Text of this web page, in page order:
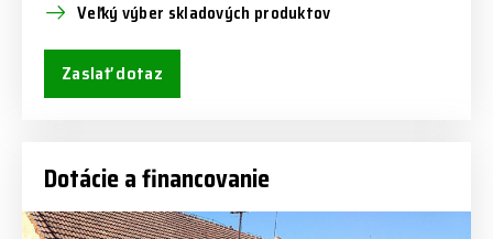
Veľký výber skladových produktov
Zaslať dotaz
Dotácie a financovanie